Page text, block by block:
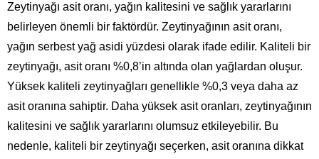
Zeytinyağı asit oranı, yağın kalitesini ve sağlık yararlarını
belirleyen önemli bir faktördür. Zeytinyağının asit oranı,
yağın serbest yağ asidi yüzdesi olarak ifade edilir. Kaliteli bir
zeytinyağı, asit oranı %0,8’in altında olan yağlardan oluşur.
Yüksek kaliteli zeytinyağları genellikle %0,3 veya daha az
asit oranına sahiptir. Daha yüksek asit oranları, zeytinyağının
kalitesini ve sağlık yararlarını olumsuz etkileyebilir. Bu
nedenle, kaliteli bir zeytinyağı seçerken, asit oranına dikkat